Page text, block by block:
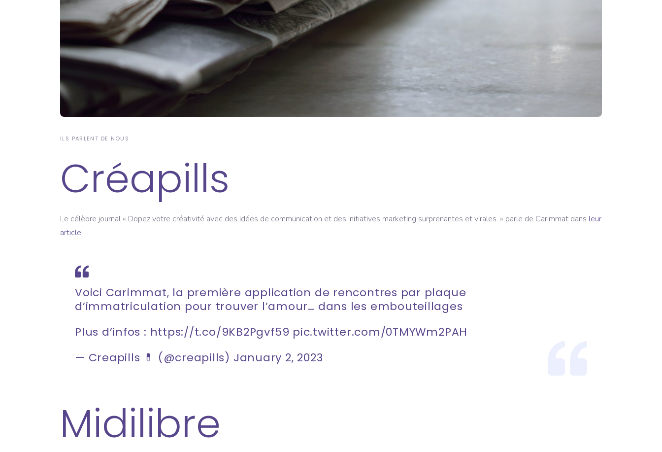
ILS PARLENT DE NOUS
Créapills
Le célèbre journal « Dopez votre créativité avec des idées de communication et des initiatives marketing surprenantes et virales. » parle de Carimmat dans leur
article.
Voici Carimmat, la première application de rencontres par plaque
d’immatriculation pour trouver l’amour… dans les embouteillages
Plus d’infos : https://t.co/9KB2Pgvf59 pic.twitter.com/0TMYWm2PAH
— Creapills 💊 (@creapills) January 2, 2023
Midilibre